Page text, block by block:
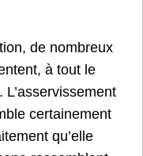
de nombreux
à tout le
certainement
qu’elle